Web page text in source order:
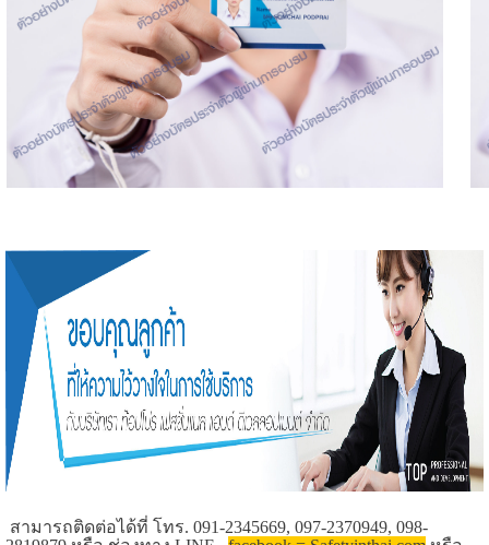
สามารถติดต่อได้ที่ โทร. 091-2345669, 097-2370949, 098-